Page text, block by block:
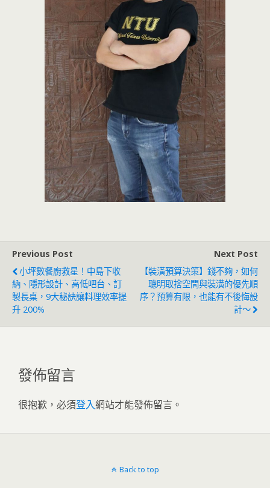
Previous Post
小坪數餐廚救星！中島下收
納、隱形設計、高低吧台、訂
製長桌，9大秘訣讓料理效率提
升 200%
Next Post
【裝潢預算決策】錢不夠，如何
聰明取捨空間與裝潢的優先順
序？預算有限，也能有不後悔設
計～
發佈留言
很抱歉，必須登入網站才能發佈留言。
Back to top